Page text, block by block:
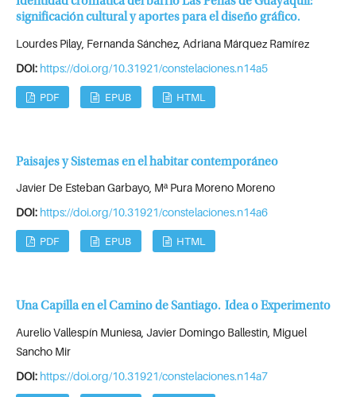
significación cultural y aportes para el diseño gráfico.
Lourdes Pilay, Fernanda Sánchez, Adriana Márquez Ramírez
DOI: https://doi.org/10.31921/constelaciones.n14a5
PDF EPUB HTML
Paisajes y Sistemas en el habitar contemporáneo
Javier De Esteban Garbayo, Mª Pura Moreno Moreno
DOI: https://doi.org/10.31921/constelaciones.n14a6
PDF EPUB HTML
Una Capilla en el Camino de Santiago. Idea o Experimento
Aurelio Vallespín Muniesa, Javier Domingo Ballestin, Miguel
Sancho Mir
DOI: https://doi.org/10.31921/constelaciones.n14a7